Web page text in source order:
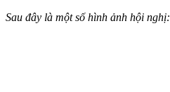
Sau đây là một số hình ảnh hội nghị: